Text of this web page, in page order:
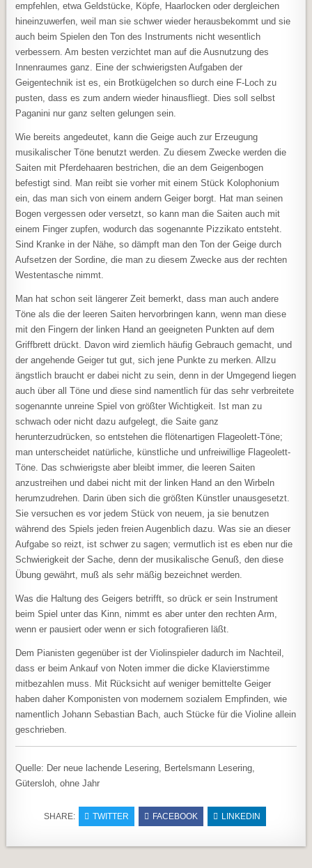
empfehlen, etwa Geldstücke, Köpfe, Haarlocken oder dergleichen
hineinzuwerfen, weil man sie schwer wieder herausbekommt und sie
auch beim Spielen den Ton des Instruments nicht wesentlich
verbessern. Am besten verzichtet man auf die Ausnutzung des
Innenraumes ganz. Eine der schwierigsten Aufgaben der
Geigentechnik ist es, ein Brotkügelchen so durch eine F-Loch zu
pusten, dass es zum andern wieder hinausfliegt. Dies soll selbst
Paganini nur ganz selten gelungen sein.
Wie bereits angedeutet, kann die Geige auch zur Erzeugung
musikalischer Töne benutzt werden. Zu diesem Zwecke werden die
Saiten mit Pferdehaaren bestrichen, die an dem Geigenbogen
befestigt sind. Man reibt sie vorher mit einem Stück Kolophonium
ein, das man sich von einem andern Geiger borgt. Hat man seinen
Bogen vergessen oder versetzt, so kann man die Saiten auch mit
einem Finger zupfen, wodurch das sogenannte Pizzikato entsteht.
Sind Kranke in der Nähe, so dämpft man den Ton der Geige durch
Aufsetzen der Sordine, die man zu diesem Zwecke aus der rechten
Westentasche nimmt.
Man hat schon seit längerer Zeit bemerkt, dass man auch andere
Töne als die der leeren Saiten hervorbringen kann, wenn man diese
mit den Fingern der linken Hand an geeigneten Punkten auf dem
Griffbrett drückt. Davon wird ziemlich häufig Gebrauch gemacht, und
der angehende Geiger tut gut, sich jene Punkte zu merken. Allzu
ängstlich braucht er dabei nicht zu sein, denn in der Umgegend liegen
auch über all Töne und diese sind namentlich für das sehr verbreitete
sogenannte unreine Spiel von größter Wichtigkeit. Ist man zu
schwach oder nicht dazu aufgelegt, die Saite ganz
herunterzudrücken, so entstehen die flötenartigen Flageolett-Töne;
man unterscheidet natürliche, künstliche und unfreiwillige Flageolett-
Töne. Das schwierigste aber bleibt immer, die leeren Saiten
anzustreihen und dabei nicht mit der linken Hand an den Wirbeln
herumzudrehen. Darin üben sich die größten Künstler unausgesetzt.
Sie versuchen es vor jedem Stück von neuem, ja sie benutzen
während des Spiels jeden freien Augenblich dazu. Was sie an dieser
Aufgabe so reizt, ist schwer zu sagen; vermutlich ist es eben nur die
Schwierigkeit der Sache, denn der musikalische Genuß, den diese
Übung gewährt, muß als sehr mäßig bezeichnet werden.
Was die Haltung des Geigers betrifft, so drück er sein Instrument
beim Spiel unter das Kinn, nimmt es aber unter den rechten Arm,
wenn er pausiert oder wenn er sich fotografieren läßt.
Dem Pianisten gegenüber ist der Violinspieler dadurch im Nachteil,
dass er beim Ankauf von Noten immer die dicke Klavierstimme
mitbezahlen muss. Mit Rücksicht auf weniger bemittelte Geiger
haben daher Komponisten von modernem sozialem Empfinden, wie
namentlich Johann Sebastian Bach, auch Stücke für die Violine allein
geschrieben.
Quelle: Der neue lachende Lesering, Bertelsmann Lesering,
Gütersloh, ohne Jahr
SHARE: TWITTER FACEBOOK LINKEDIN